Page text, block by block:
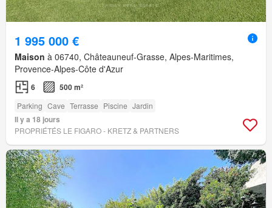
1 995 000 €
Maison à 06740, Châteauneuf-Grasse, Alpes-Maritimes,
Provence-Alpes-Côte d'Azur
6 500 m²
Parking Cave Terrasse Piscine Jardin
Il y a 18 jours
PROPRIÉTÉS LE FIGARO - KRETZ & PARTNERS